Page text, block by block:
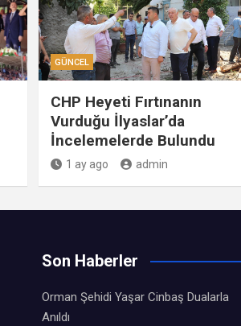
GÜNCEL
CHP Heyeti Fırtınanın
Vurduğu İlyaslar’da
İncelemelerde Bulundu
1 ay ago admin
Son Haberler
Orman Şehidi Yaşar Cinbaş Dualarla
Anıldı